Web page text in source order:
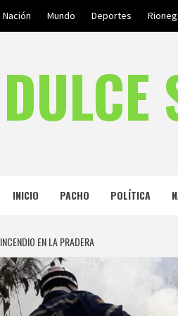
Nación Mundo Deportes
DULCE
INICIO PACHO POLÍTICA
INCENDIO EN LA PRADERA